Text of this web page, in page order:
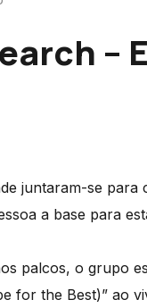
–
juntaram-se
a base para
palcos, o grupo
for the Best)” ao